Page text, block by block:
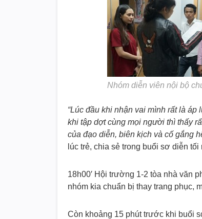
Nhóm diễn viên nội bộ
“Lúc đầu khi nhận vai mình rất là
khi tập dợt cùng mọi người thì thấy
của đạo diễn, biên kịch và cố gắng
lúc trẻ, chia sẻ trong buổi sơ diễn
18h00′ Hội trường 1-2 tòa nhà văn
nhóm kia chuẩn bị thay trang phục,
Còn khoảng 15 phút trước khi buổi